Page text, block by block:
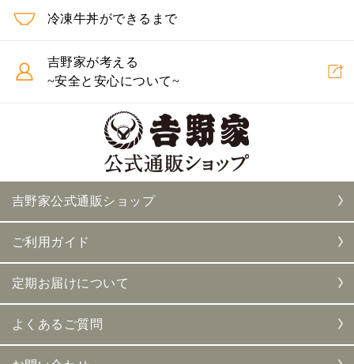
冷凍牛丼ができるまで
吉野家が考える
~安全と安心について~
吉野家公式通販ショップ
ご利用ガイド
定期お届けについて
よくあるご質問